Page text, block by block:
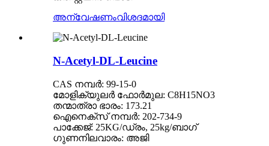
അന്വേഷണംവിശദമായി
N-Acetyl-DL-Leucine
CAS നമ്പർ: 99-15-0
മോളിക്യുലർ ഫോർമുല: C8H15NO3
തന്മാത്രാ ഭാരം: 173.21
ഐനെക്സ് നമ്പർ: 202-734-9
പാക്കേജ്: 25KG/ഡ്രം, 25kg/ബാഗ്
ഗുണനിലവാരം: അജി